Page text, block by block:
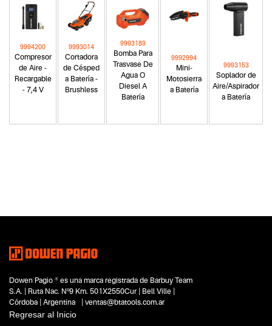
Compresor
de Aire -
Recargable
- 7,4 V
9994200
Cortadora
de Césped
a Batería -
Brushless
9993014
Bomba Para
Trasvase De
Agua O
Diesel A
Batería
9993189
Mini-
Motosierra
a Batería
9992994
Soplador de
Aire/Aspirador
a Batería
9993153
Segmentos - pendiente
Hogar y aire libre
Limpieza
Capacidad
Dowen Pagio ® es una marca registrada de Barbuy Team
S.A. | Ruta Nac. Nº9 Km. 501X2550Cur | Bell Ville |
Córdoba | Argentina | ventas@btatools.com.ar
Regresar al Inicio